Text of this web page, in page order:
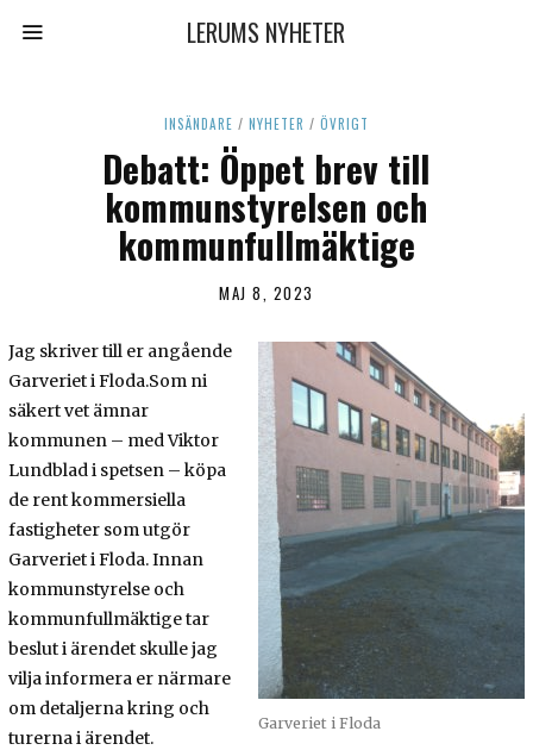
LERUMS NYHETER
INSÄNDARE / NYHETER / ÖVRIGT
Debatt: Öppet brev till
kommunstyrelsen och
kommunfullmäktige
MAJ 8, 2023
,
2
0
2
3
Garveriet i Floda
Jag skriver till er angående
Garveriet i Floda.Som ni
säkert vet ämnar
kommunen – med Viktor
Lundblad i spetsen – köpa
de rent kommersiella
fastigheter som utgör
Garveriet i Floda. Innan
kommunstyrelse och
kommunfullmäktige tar
beslut i ärendet skulle jag
vilja informera er närmare
om detaljerna kring och
turerna i ärendet.